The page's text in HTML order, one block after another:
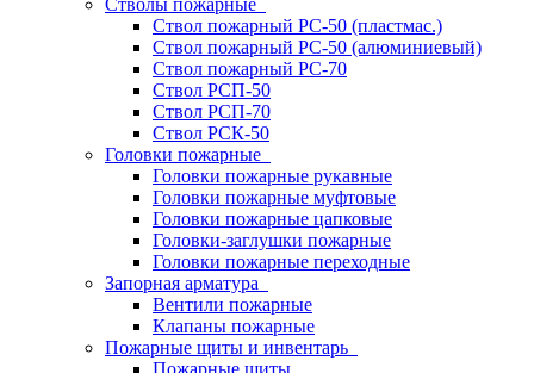
Стволы пожарные
Ствол пожарный РС-50 (пластмас.)
Ствол пожарный РС-50 (алюминиевый)
Ствол пожарный РС-70
Ствол РСП-50
Ствол РСП-70
Ствол РСК-50
Головки пожарные
Головки пожарные рукавные
Головки пожарные муфтовые
Головки пожарные цапковые
Головки-заглушки пожарные
Головки пожарные переходные
Запорная арматура
Вентили пожарные
Клапаны пожарные
Пожарные щиты и инвентарь
Пожарные щиты